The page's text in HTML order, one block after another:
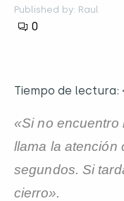
Published by: Raul
0
Tiempo de lectura:
«Si no encuentro
llama la atención
segundos. Si
cierro».